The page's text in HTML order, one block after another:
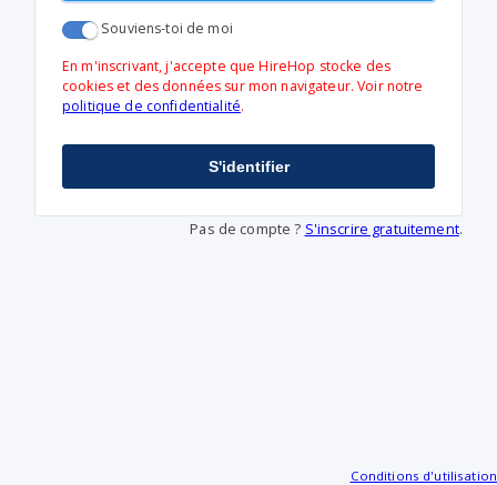
Souviens-toi de moi
En m'inscrivant, j'accepte que HireHop stocke des
cookies et des données sur mon navigateur. Voir notre
politique de confidentialité.
S'identifier
Pas de compte ? S'inscrire gratuitement.
Conditions d'utilisation